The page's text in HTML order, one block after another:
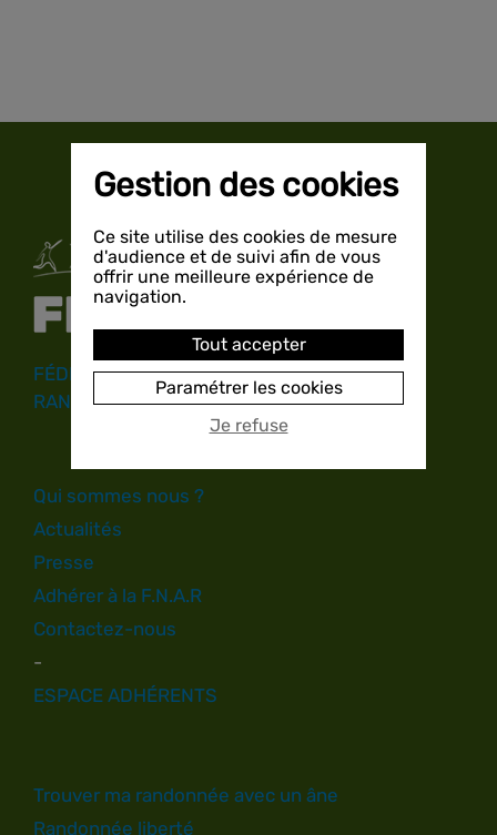
FÉDÉRATION NATIONALE DES ÂNES DE
RANDONNÉES
Qui sommes nous ?
Actualités
Presse
Adhérer à la F.N.A.R
Contactez-nous
-
ESPACE ADHÉRENTS
Trouver ma randonnée avec un âne
Randonnée liberté
Gestion des cookies
Ce site utilise des cookies de mesure
d'audience et de suivi afin de vous
offrir une meilleure expérience de
navigation.
Tout accepter
Paramétrer les cookies
Je refuse